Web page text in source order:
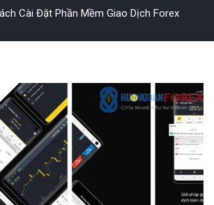
Cài Đặt Phần Mềm Giao Dịch Forex